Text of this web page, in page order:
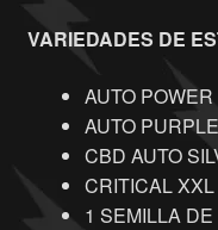
VARIEDADES DE
AUTO
AUTO
CBD AUTO
CRITICAL
1 SEMILLA